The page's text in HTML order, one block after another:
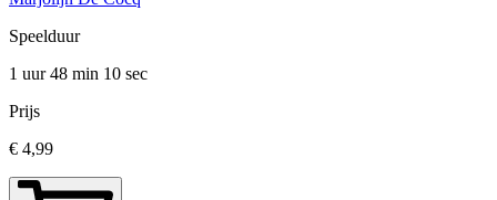
Speelduur
1 uur 48 min 10 sec
Prijs
€ 4,99